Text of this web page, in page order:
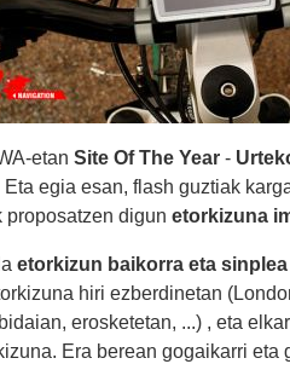
etan Site Of The Year-
egia esan, flash guztiak
proposatzen digun etorkizuna
etorkizun baikorra eta sinplea
hiri ezberdinetan
erosketetan, ...) , eta
Era berean gogaikarri eta